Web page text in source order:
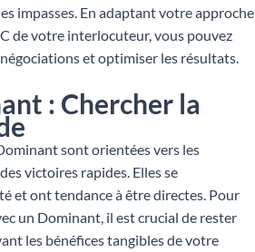
impasses. En adaptant votre approche
de votre interlocuteur, vous pouvez
et optimiser les résultats.
: Chercher la
sont orientées vers les
victoires rapides. Elles se
et ont tendance à être directes. Pour
un Dominant, il est crucial de rester
les bénéfices tangibles de votre